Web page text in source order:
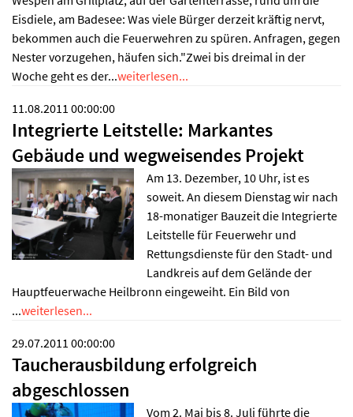
Eisdiele, am Badesee: Was viele Bürger derzeit kräftig nervt,
bekommen auch die Feuerwehren zu spüren. Anfragen, gegen
Nester vorzugehen, häufen sich."Zwei bis dreimal in der
Woche geht es der...weiterlesen...
11.08.2011 00:00:00
Integrierte Leitstelle: Markantes
Gebäude und wegweisendes Projekt
Am 13. Dezember, 10 Uhr, ist es
soweit. An diesem Dienstag wir nach
18-monatiger Bauzeit die Integrierte
Leitstelle für Feuerwehr und
Rettungsdienste für den Stadt- und
Landkreis auf dem Gelände der
Hauptfeuerwache Heilbronn eingeweiht. Ein Bild von
...weiterlesen...
29.07.2011 00:00:00
Taucherausbildung erfolgreich
abgeschlossen
Vom 2. Mai bis 8. Juli führte die